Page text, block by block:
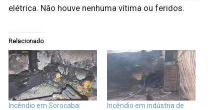
elétrica. Não houve nenhuma vítima ou feridos.
Relacionado
Incêndio em Sorocaba:
Incêndio em indústria de